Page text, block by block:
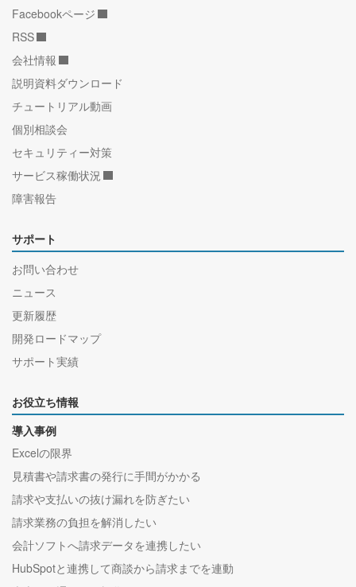
Facebookページ
RSS
会社情報
説明資料ダウンロード
チュートリアル動画
個別相談会
セキュリティー対策
サービス稼働状況
障害報告
サポート
お問い合わせ
ニュース
更新履歴
開発ロードマップ
サポート実績
お役立ち情報
導入事例
Excelの限界
見積書や請求書の発行に手間がかかる
請求や支払いの抜け漏れを防ぎたい
請求業務の負担を解消したい
会計ソフトへ請求データを連携したい
HubSpotと連携して商談から請求までを連動